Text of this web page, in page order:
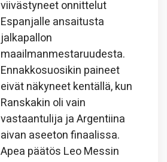
viivästyneet onnittelut
Espanjalle ansaitusta
jalkapallon
maailmanmestaruudesta.
Ennakkosuosikin paineet
eivät näkyneet kentällä, kun
Ranskakin oli vain
vastaantulija ja Argentiina
aivan aseeton finaalissa.
Apea päätös Leo Messin